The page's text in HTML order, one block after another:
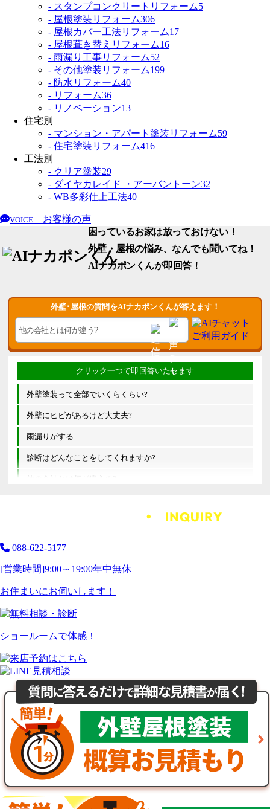
- スタンプコンクリートリフォーム5
- 屋根塗装リフォーム306
- 屋根カバー工法リフォーム17
- 屋根葺き替えリフォーム16
- 雨漏り工事リフォーム52
- その他塗装リフォーム199
- 防水リフォーム40
- リフォーム36
- リノベーション13
住宅別
- マンション・アパート塗装リフォーム59
- 住宅塗装リフォーム416
工法別
- クリア塗装29
- ダイヤカレイド ・アーバントーン32
- WB多彩仕上工法40
VOICE
お客様の声
困っているお家は放っておけない！
外壁・屋根の悩み、なんでも聞いてね！
AIナカポンくんが即回答！
外壁･屋根の質問をAIナカポンくんが答えます！
外壁塗装って全部でいくらくらい?
外壁にヒビがあるけど大丈夫?
雨漏りがする
診断はどんなことをしてくれますか?
他の会社とは何が違うの?
088-622-5177
[営業時間]9:00～19:00年中無休
お住まいにお伺いします！
ショールームで体感！